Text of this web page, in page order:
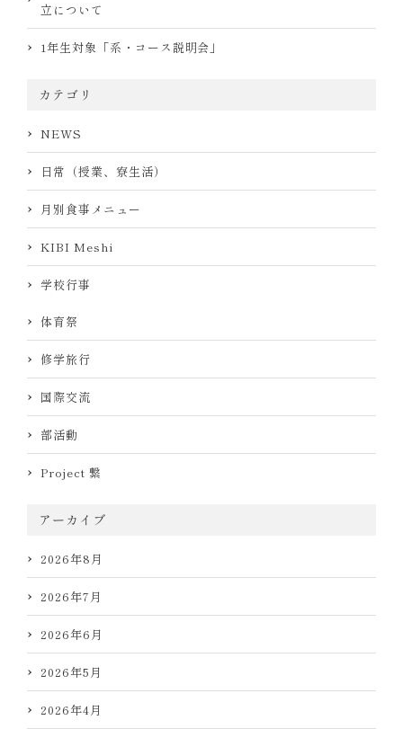
立について
1年生対象「系・コース説明会」
カテゴリ
NEWS
日常（授業、寮生活）
月別食事メニュー
KIBI Meshi
学校行事
体育祭
修学旅行
国際交流
部活動
Project 繋
アーカイブ
2026年8月
2026年7月
2026年6月
2026年5月
2026年4月